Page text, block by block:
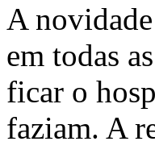
A
em todas
ficar o
faziam. A